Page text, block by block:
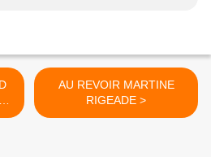
AU REVOIR MARTINE
RIGEADE >